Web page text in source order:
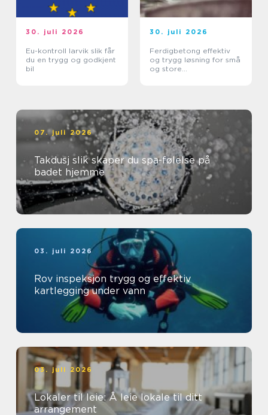
30. juli 2026
Eu-kontroll larvik slik får
du en trygg og godkjent
bil
30. juli 2026
Ferdigbetong effektiv
og trygg løsning for små
og store
07. juli 2026
Takdusj slik skaper du spa-følelse på
badet hjemme
03. juli 2026
Rov inspeksjon trygg og effektiv
kartlegging under vann
03. juli 2026
Lokaler til leie: Å leie lokale til ditt
arrangement